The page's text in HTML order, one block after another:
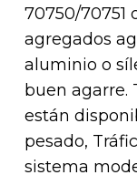
70750/70751
agregados
aluminio o
buen agarre.
están
pesado,
sistema